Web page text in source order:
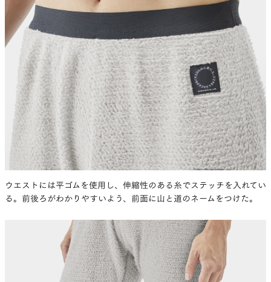
ウエストには平ゴムを使用し、伸縮性のある糸でステッチを入れてい
る。前後ろがわかりやすいよう、前面に山と道のネームをつけた。